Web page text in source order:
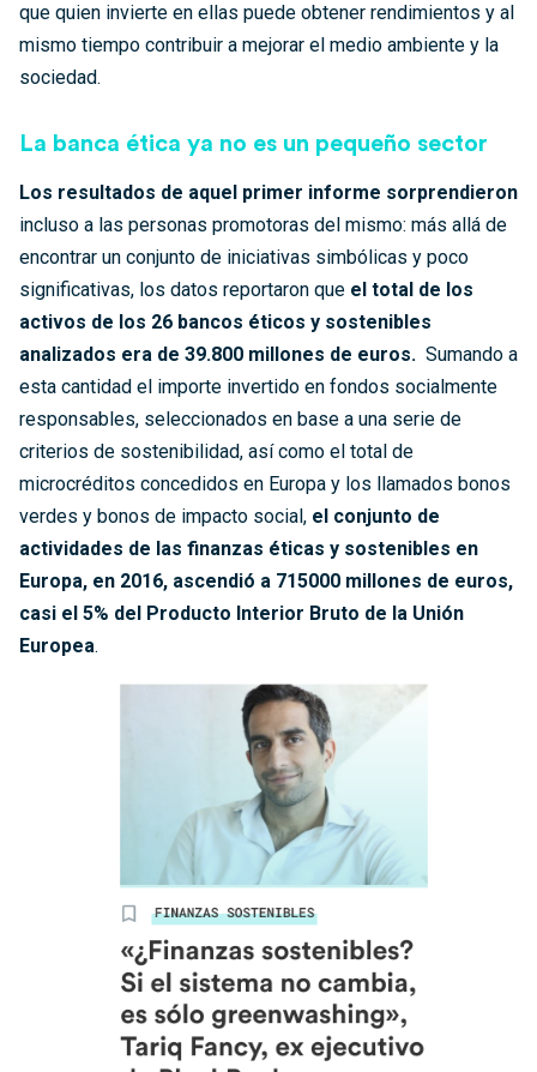
que quien invierte en ellas puede obtener rendimientos y al
mismo tiempo contribuir a mejorar el medio ambiente y la
sociedad.
La banca ética ya no es un pequeño sector
Los resultados de aquel primer informe sorprendieron
incluso a las personas promotoras del mismo: más allá de
encontrar un conjunto de iniciativas simbólicas y poco
significativas, los datos reportaron que el total de los
activos de los 26 bancos éticos y sostenibles
analizados era de 39.800 millones de euros. Sumando a
esta cantidad el importe invertido en fondos socialmente
responsables, seleccionados en base a una serie de
criterios de sostenibilidad, así como el total de
microcréditos concedidos en Europa y los llamados bonos
verdes y bonos de impacto social, el conjunto de
actividades de las finanzas éticas y sostenibles en
Europa, en 2016, ascendió a 715000 millones de euros,
casi el 5% del Producto Interior Bruto de la Unión
Europea.